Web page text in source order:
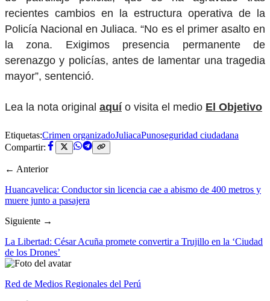
recientes cambios en la estructura operativa de la
Policía Nacional en Juliaca. “No es el primer asalto en
la zona. Exigimos presencia permanente de
serenazgo y policías, antes de lamentar una tragedia
mayor”, sentenció.
Lea la nota original aquío visita el medio El Objetivo
Etiquetas:Crimen organizadoJuliacaPunoseguridad ciudadana
Compartir:
← Anterior
Huancavelica: Conductor sin licencia cae a abismo de 400 metros y
muere junto a pasajera
Siguiente →
La Libertad: César Acuña promete convertir a Trujillo en la ‘Ciudad
de los Drones’
Red de Medios Regionales del Perú